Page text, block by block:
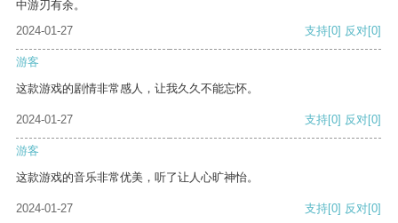
中游刃有余。
2024-01-27
支持[0] 反对[0]
游客
这款游戏的剧情非常感人，让我久久不能忘怀。
2024-01-27 支持[0] 反对[0]
游客
这款游戏的音乐非常优美，听了让人心旷神怡。
2024-01-27 支持[0] 反对[0]